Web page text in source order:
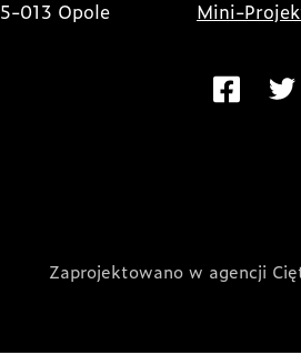
013 Opole
Mini-
Zaprojektowano w agencji